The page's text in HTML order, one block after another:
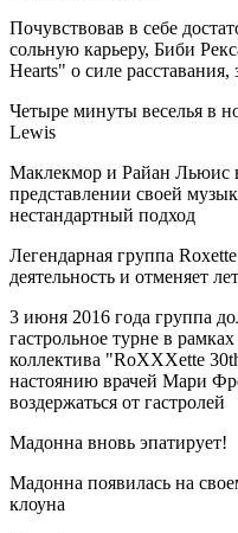
Почувствовав в себе
сольную карьеру, Биби
Hearts" о силе
Четыре минуты веселья в
Lewis
Маклекмор и Райан Льюис
представлении своей
нестандартный подход
Легендарная группа
деятельность и отменяет
3 июня 2016 года группа
гастрольное турне в
коллектива "RoXXXette
настоянию врачей Мари
воздержаться от гастролей
Мадонна вновь эпатирует!
Мадонна появилась на
клоуна